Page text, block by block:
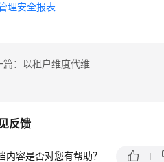
理安全报表
篇：以租户维度代维
反馈
内容是否对您有帮助？